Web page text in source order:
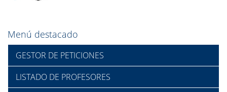
Menú destacado
GESTOR DE PETICIONES
LISTADO DE PROFESORES